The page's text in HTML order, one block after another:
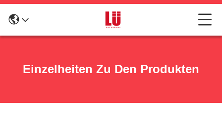
Einzelheiten Zu Den Produkten